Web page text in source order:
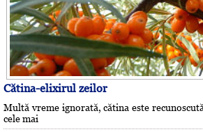
Cătina-elixirul zeilor
Multă vreme ignorată, cătina este
cele mai